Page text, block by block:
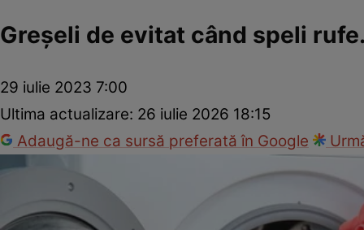
Greşeli de evitat când speli
29 iulie 2023 7:00
Ultima actualizare: 26 iulie 2026 18:15
Adaugă-ne ca sursă preferată în Google